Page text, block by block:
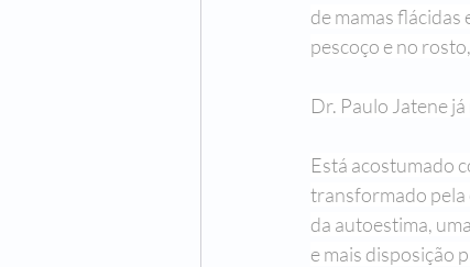
de mamas flácidas
pescoço e no
Dr. Paulo Jatene
Está acostumado
transformado pela
da autoestima,
e mais disposição